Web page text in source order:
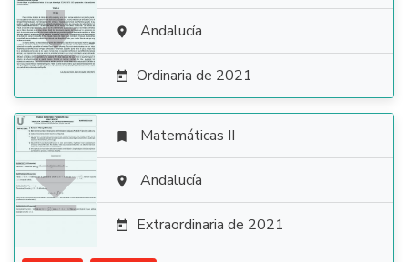
  Andalucía
 Ordinaria de 2021

 Matemáticas II
 Andalucía
 Extraordinaria de 2021